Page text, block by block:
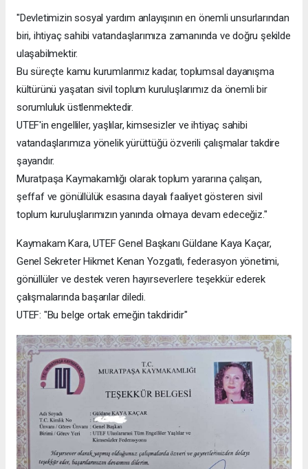
"Devletimizin sosyal yardım anlayışının en önemli unsurlarından
biri, ihtiyaç sahibi vatandaşlarımıza zamanında ve doğru şekilde
ulaşabilmektir.
Bu süreçte kamu kurumlarımız kadar, toplumsal dayanışma
kültürünü yaşatan sivil toplum kuruluşlarımız da önemli bir
sorumluluk üstlenmektedir.
UTEF'in engelliler, yaşlılar, kimsesizler ve ihtiyaç sahibi
vatandaşlarımıza yönelik yürüttüğü özverili çalışmalar takdire
şayandır.
Muratpaşa Kaymakamlığı olarak toplum yararına çalışan,
şeffaf ve gönüllülük esasına dayalı faaliyet gösteren sivil
toplum kuruluşlarımızın yanında olmaya devam edeceğiz."
Kaymakam Kara, UTEF Genel Başkanı Güldane Kaya Kaçar,
Genel Sekreter Hikmet Kenan Yozgatlı, federasyon yönetimi,
gönüllüler ve destek veren hayırseverlere teşekkür ederek
çalışmalarında başarılar diledi.
UTEF: "Bu belge ortak emeğin takdiridir"